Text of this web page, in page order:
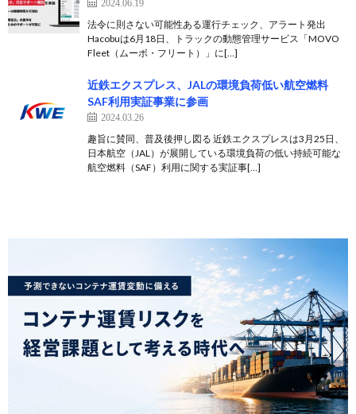
2024.06.19
法令に則さない可能性ある運行チェック、アラート発出
Hacobuは6月18日、トラックの動態管理サービス「MOVO
Fleet（ムーボ・フリート）」に[…]
近鉄エクスプレス、JALの環境負荷低い航空燃料
SAF利用実証事業に参画
2024.03.26
趣旨に賛同、普及後押し図る 近鉄エクスプレスは3月25日、
日本航空（JAL）が展開している環境負荷の低い持続可能な
航空燃料（SAF）利用に関する実証事[…]